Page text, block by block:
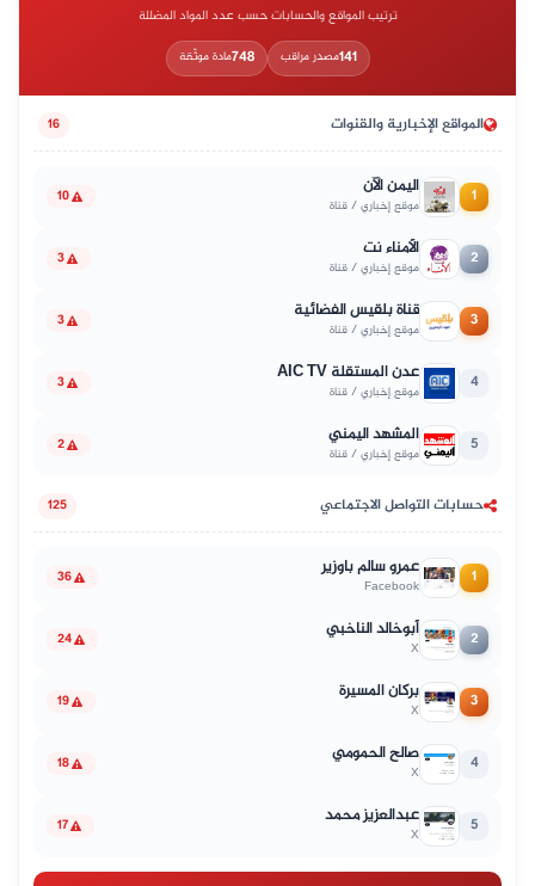
ترتيب المواقع والحسابات حسب عدد المواد المضللة
141مصدر مراقب 748مادة موثّقة
المواقع الإخبارية والقنوات 16
1 اليمن الآن
موقع إخباري / قناة 10
2 الأمناء نت
موقع إخباري / قناة 3
3 قناة بلقيس الفضائية
موقع إخباري / قناة 3
4 عدن المستقلة AIC TV
موقع إخباري / قناة 3
5 المشهد اليمني
موقع إخباري / قناة 2
حسابات التواصل الاجتماعي 125
1 عمرو سالم باوزير
Facebook
36
2 أبوخالد الناخبي
X
24
3 بركان المسيرة
X
19
4 صالح الحمومي
X
18
5 عبدالعزيز محمد
X
17